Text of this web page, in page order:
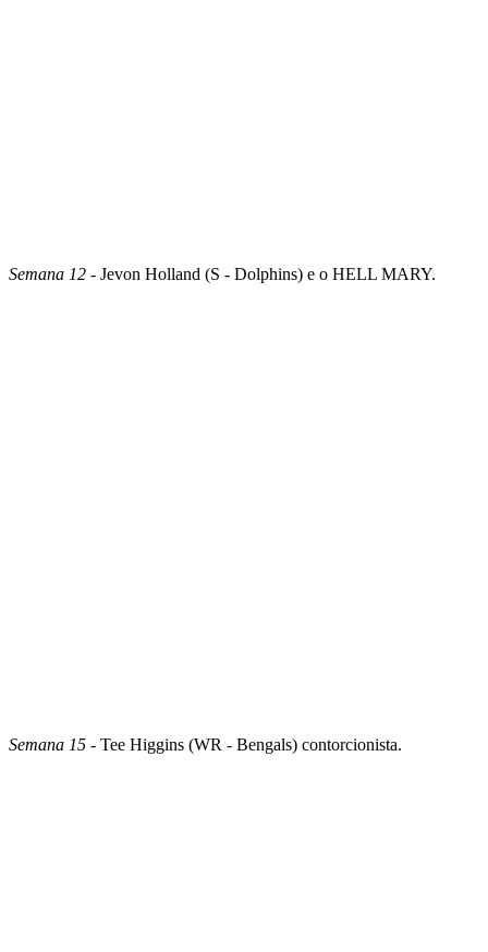
Semana 12 - Jevon Holland (S - Dolphins) e o HELL MARY.
Semana 15 - Tee Higgins (WR - Bengals) contorcionista.